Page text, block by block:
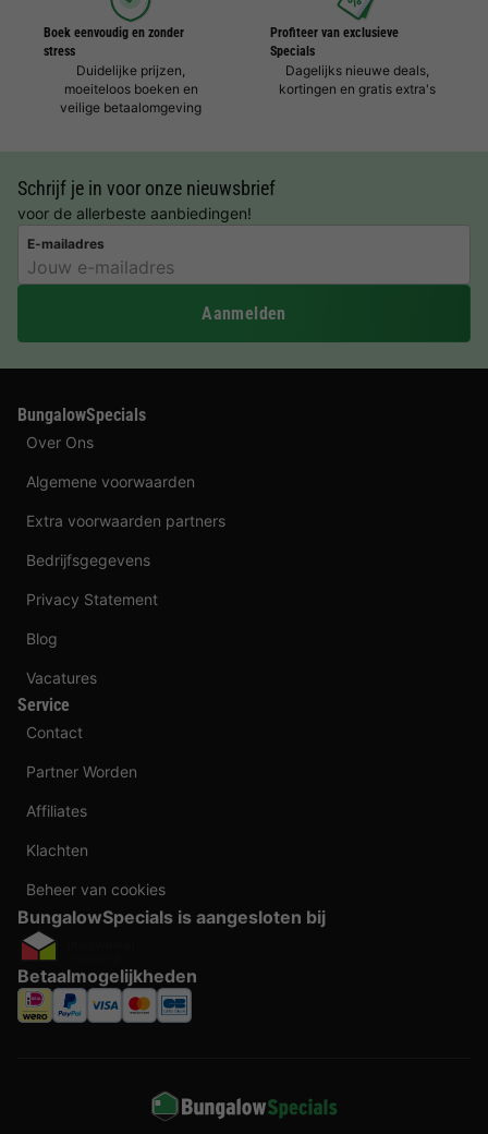
Boek eenvoudig en zonder
stress
Duidelijke prijzen,
moeiteloos boeken en
veilige betaalomgeving
Profiteer van exclusieve
Specials
Dagelijks nieuwe deals,
kortingen en gratis extra's
Schrijf je in voor onze nieuwsbrief
voor de allerbeste aanbiedingen!
E-mailadres
Aanmelden
BungalowSpecials
Over Ons
Algemene voorwaarden
Extra voorwaarden partners
Bedrijfsgegevens
Privacy Statement
Blog
Vacatures
Service
Contact
Partner Worden
Affiliates
Klachten
Beheer van cookies
BungalowSpecials is aangesloten bij
Betaalmogelijkheden